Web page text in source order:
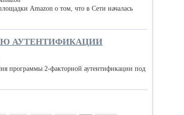
Amazon о том, что в Сети началась
АУТЕНТИФИКАЦИИ
программы 2-факторной аутентификации под